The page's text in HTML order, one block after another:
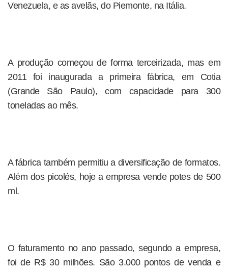
Venezuela, e as avelãs, do Piemonte, na Itália.
A produção começou de forma terceirizada, mas em
2011 foi inaugurada a primeira fábrica, em Cotia
(Grande São Paulo), com capacidade para 300
toneladas ao mês.
A fábrica também permitiu a diversificação de formatos.
Além dos picolés, hoje a empresa vende potes de 500
ml.
O faturamento no ano passado, segundo a empresa,
foi de R$ 30 milhões. São 3.000 pontos de venda e